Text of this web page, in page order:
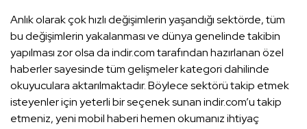
Anlık olarak çok hızlı değişimlerin yaşandığı sektörde, tüm
bu değişimlerin yakalanması ve dünya genelinde takibin
yapılması zor olsa da indir.com tarafından hazırlanan özel
haberler sayesinde tüm gelişmeler kategori dahilinde
okuyuculara aktarılmaktadır. Böylece sektörü takip etmek
isteyenler için yeterli bir seçenek sunan indir.com’u takip
etmeniz, yeni mobil haberi hemen okumanız ihtiyaç